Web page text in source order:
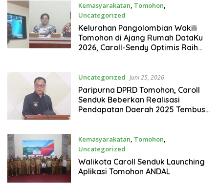
Kemasyarakatan, Tomohon,
Uncategorized
Juni 25, 2026
Kelurahan Pangolombian Wakili
Tomohon di Ajang Rumah DataKu
2026, Caroll-Sendy Optimis Raih
Uncategorized Juni 25, 2026
Paripurna DPRD Tomohon, Caroll
Senduk Beberkan Realisasi
Pendapatan Daerah 2025 Tembus
Kemasyarakatan, Tomohon,
Uncategorized
Juni 23, 2026
Walikota Caroll Senduk Launching
Aplikasi Tomohon ANDAL